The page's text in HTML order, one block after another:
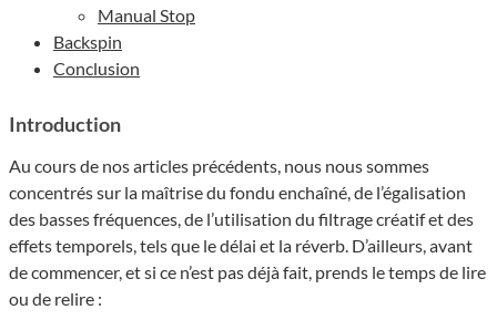
Manual Stop
Backspin
Conclusion
Introduction
Au cours de nos articles précédents, nous nous sommes
concentrés sur la maîtrise du fondu enchaîné, de l’égalisation
des basses fréquences, de l’utilisation du filtrage créatif et des
effets temporels, tels que le délai et la réverb. D’ailleurs, avant
de commencer, et si ce n’est pas déjà fait, prends le temps de lire
ou de relire :